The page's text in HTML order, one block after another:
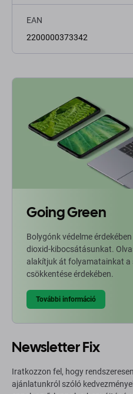
EAN
2200000373342
Going Green
Bolygónk védelme
dioxid-kibocsátásunkat.
alakítjuk át folyamatainkat a
csökkentése érdekében.
További információ
Newsletter Fix
Iratkozzon fel, hogy
ajánlatunkról szóló